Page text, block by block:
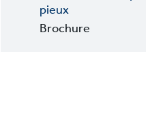
pieux
Brochure